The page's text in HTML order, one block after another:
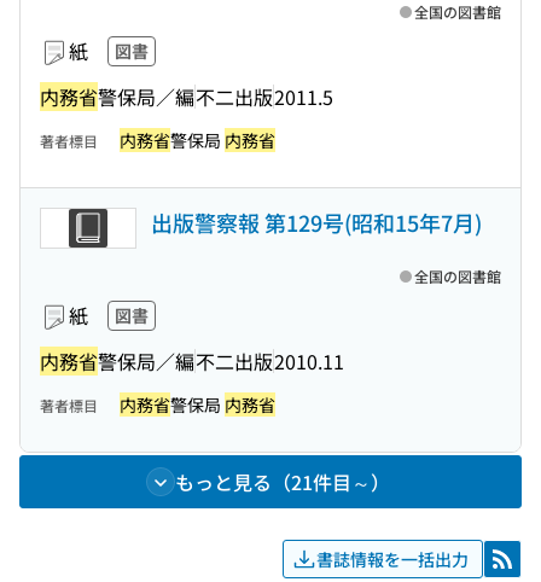
紙 図書
内務省警保局／編不二出版2011.5
全国の図書館
著者標目 内務省警保局 内務省
出版警察報 第129号(昭和15年7月)
紙 図書
内務省警保局／編不二出版2010.11
全国の図書館
著者標目 内務省警保局 内務省
もっと見る（21件目～）
書誌情報を一括出力 RSS